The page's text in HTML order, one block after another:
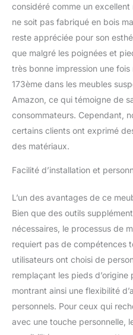
considéré comme un
ne soit pas fabriqué en bois
reste appréciée pour son
que malgré les poignées et
très bonne impression une
173ème dans les meubles
Amazon, ce qui témoigne de
consommateurs. Cependant,
certains clients ont exprimé
des matériaux.
Facilité d’installation et
L’un des avantages de ce
Bien que des outils
nécessaires, le processus de
requiert pas de compétences
utilisateurs ont choisi de
remplaçant les pieds d’origine
montrant ainsi une flexibilité
personnels. Pour ceux qui
avec une touche personnelle,